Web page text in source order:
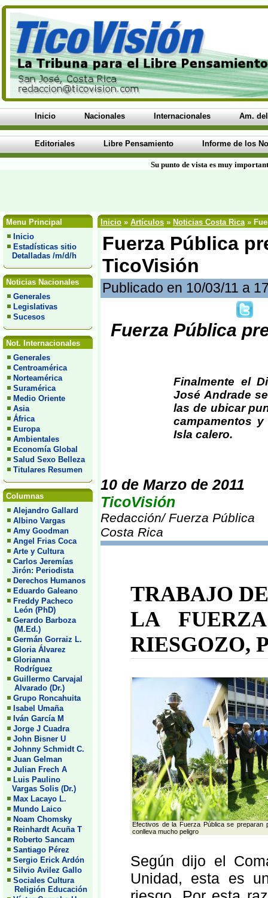
Inicio Nacionales Internacionales Am.
Editoriales Libre Pensamiento Informe de los
Su punto de vista es muy
Menu Principal
Inicio
Estadísticas sitio
Detalladas /m/d/h
Noticias Nacionales
Generales
Legislativas
Sucesos
Not. Internacionales
Generales
Centroamérica
Norteamérica
Suramérica
Medio Oriente
Asia
África
Europa
Ambientales
Economía Global
Salud Sexo Belleza
Titulares Resumen
Columnas
Alejandro Gallard
Albino Vargas
Amy Goodman
Angel Frias Coca
Arte y Cultura
Carlos Jeremías
Jirón: Periodista
Derechos Humanos
Eduardo Galeano
Freddy Pacheco
León (PhD)
Gerardo Barboza
(M.Ed.)
Germán Gorraiz L.
Gloria Álvarez
Glorianna
Rodríguez
Guillermo Carvajal
Alvarado (Dr.)
Grupo Roncahuita
Isabel Umaña
Iván García M
Jorge J Cuadra
John Bisner U
Johnny Schmidt C.
Juan Gelman
Julian Frech A
Luis Paulino
Vargas Solis (Dr.)
Max Lacayo L.
Mundo Laico
Noam Chomsky
Reinhardt Acuña T
Roberto Sancam
Santiago Pérez
Sergio Erick Ardón
Silvio Avilez Gallo
Sociales Cultura
Religión Educación
Inicio » Artículos » Noticias Costa Rica»
Fuerza Pública
TicoVisión
Publicado en 10/03/11 a
Fuerza Pública
Finalmente el
José Andrade
las de ubicar
campamentos
Isla calero.
10 de Marzo de 2011
TicoVisión
Redacción/ Fuerza Pública
Costa Rica
TRABAJO
LA
RIESGOZO,
Efectivos de la Fuerza Pública se preparan
conlleva mucho peligro
Según dijo el
Unidad, esta es